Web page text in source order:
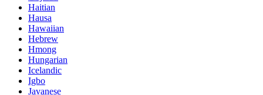
Haitian
Hausa
Hawaiian
Hebrew
Hmong
Hungarian
Icelandic
Igbo
Javanese